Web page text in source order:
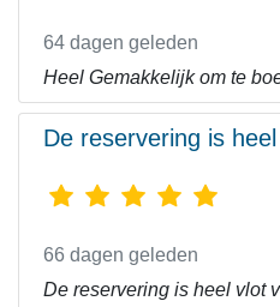
64 dagen geleden
Heel Gemakkelijk om te
De reservering is
66 dagen geleden
De reservering is heel vlot